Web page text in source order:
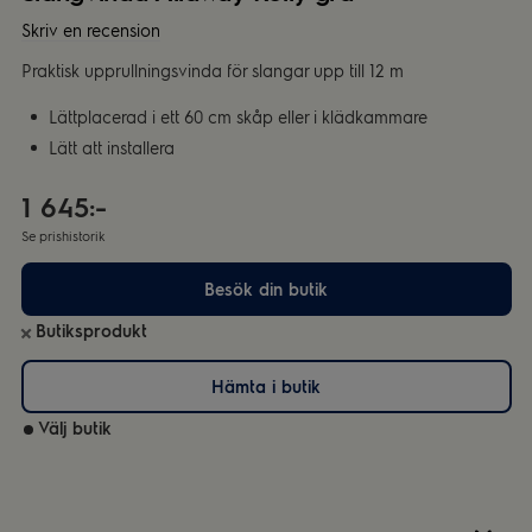
Skriv en recension
Praktisk upprullningsvinda för slangar upp till 12 m
Lättplacerad i ett 60 cm skåp eller i klädkammare
Lätt att installera
1 645:-
Se prishistorik
Besök din butik
Butiksprodukt
Hämta i butik
Välj butik